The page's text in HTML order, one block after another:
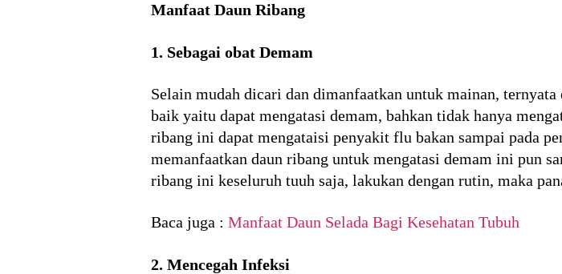
Manfaat Daun Ribang
1. Sebagai obat Demam
Selain mudah dicari dan dimanfaatkan untuk mainan,
baik yaitu dapat mengatasi demam, bahkan tidak hanya
ribang ini dapat mengataisi penyakit flu bakan sampai pada
memanfaatkan daun ribang untuk mengatasi demam ini pun
ribang ini keseluruh tuuh saja, lakukan dengan rutin, maka
Baca juga : Manfaat Daun Selada Bagi Kesehatan Tubuh
2. Mencegah Infeksi